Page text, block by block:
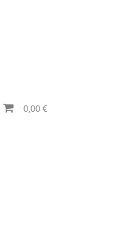
0,00 €